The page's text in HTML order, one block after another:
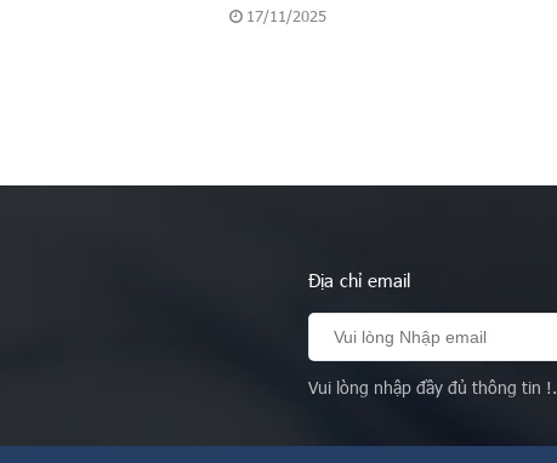
17/11/2025
Địa chỉ email
Vui lòng nhập đầy đủ thông tin !.